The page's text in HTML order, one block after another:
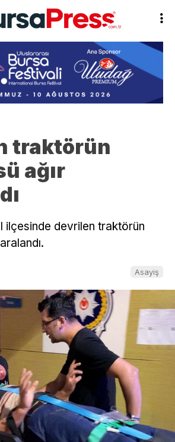
traktörün
ağır
ilçesinde devrilen traktörün
Asayiş